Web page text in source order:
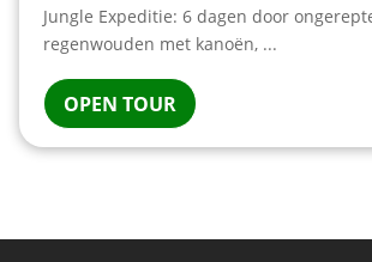
Jungle Expeditie: 6 dagen door
regenwouden met kanoën, ...
OPEN TOUR